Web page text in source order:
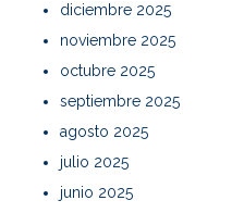
diciembre 2025
noviembre 2025
octubre 2025
septiembre 2025
agosto 2025
julio 2025
junio 2025